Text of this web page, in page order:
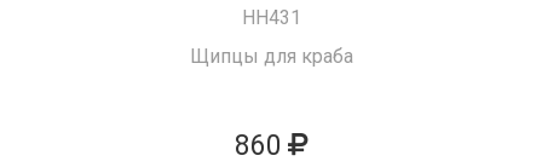
HH431
Щипцы для краба
860